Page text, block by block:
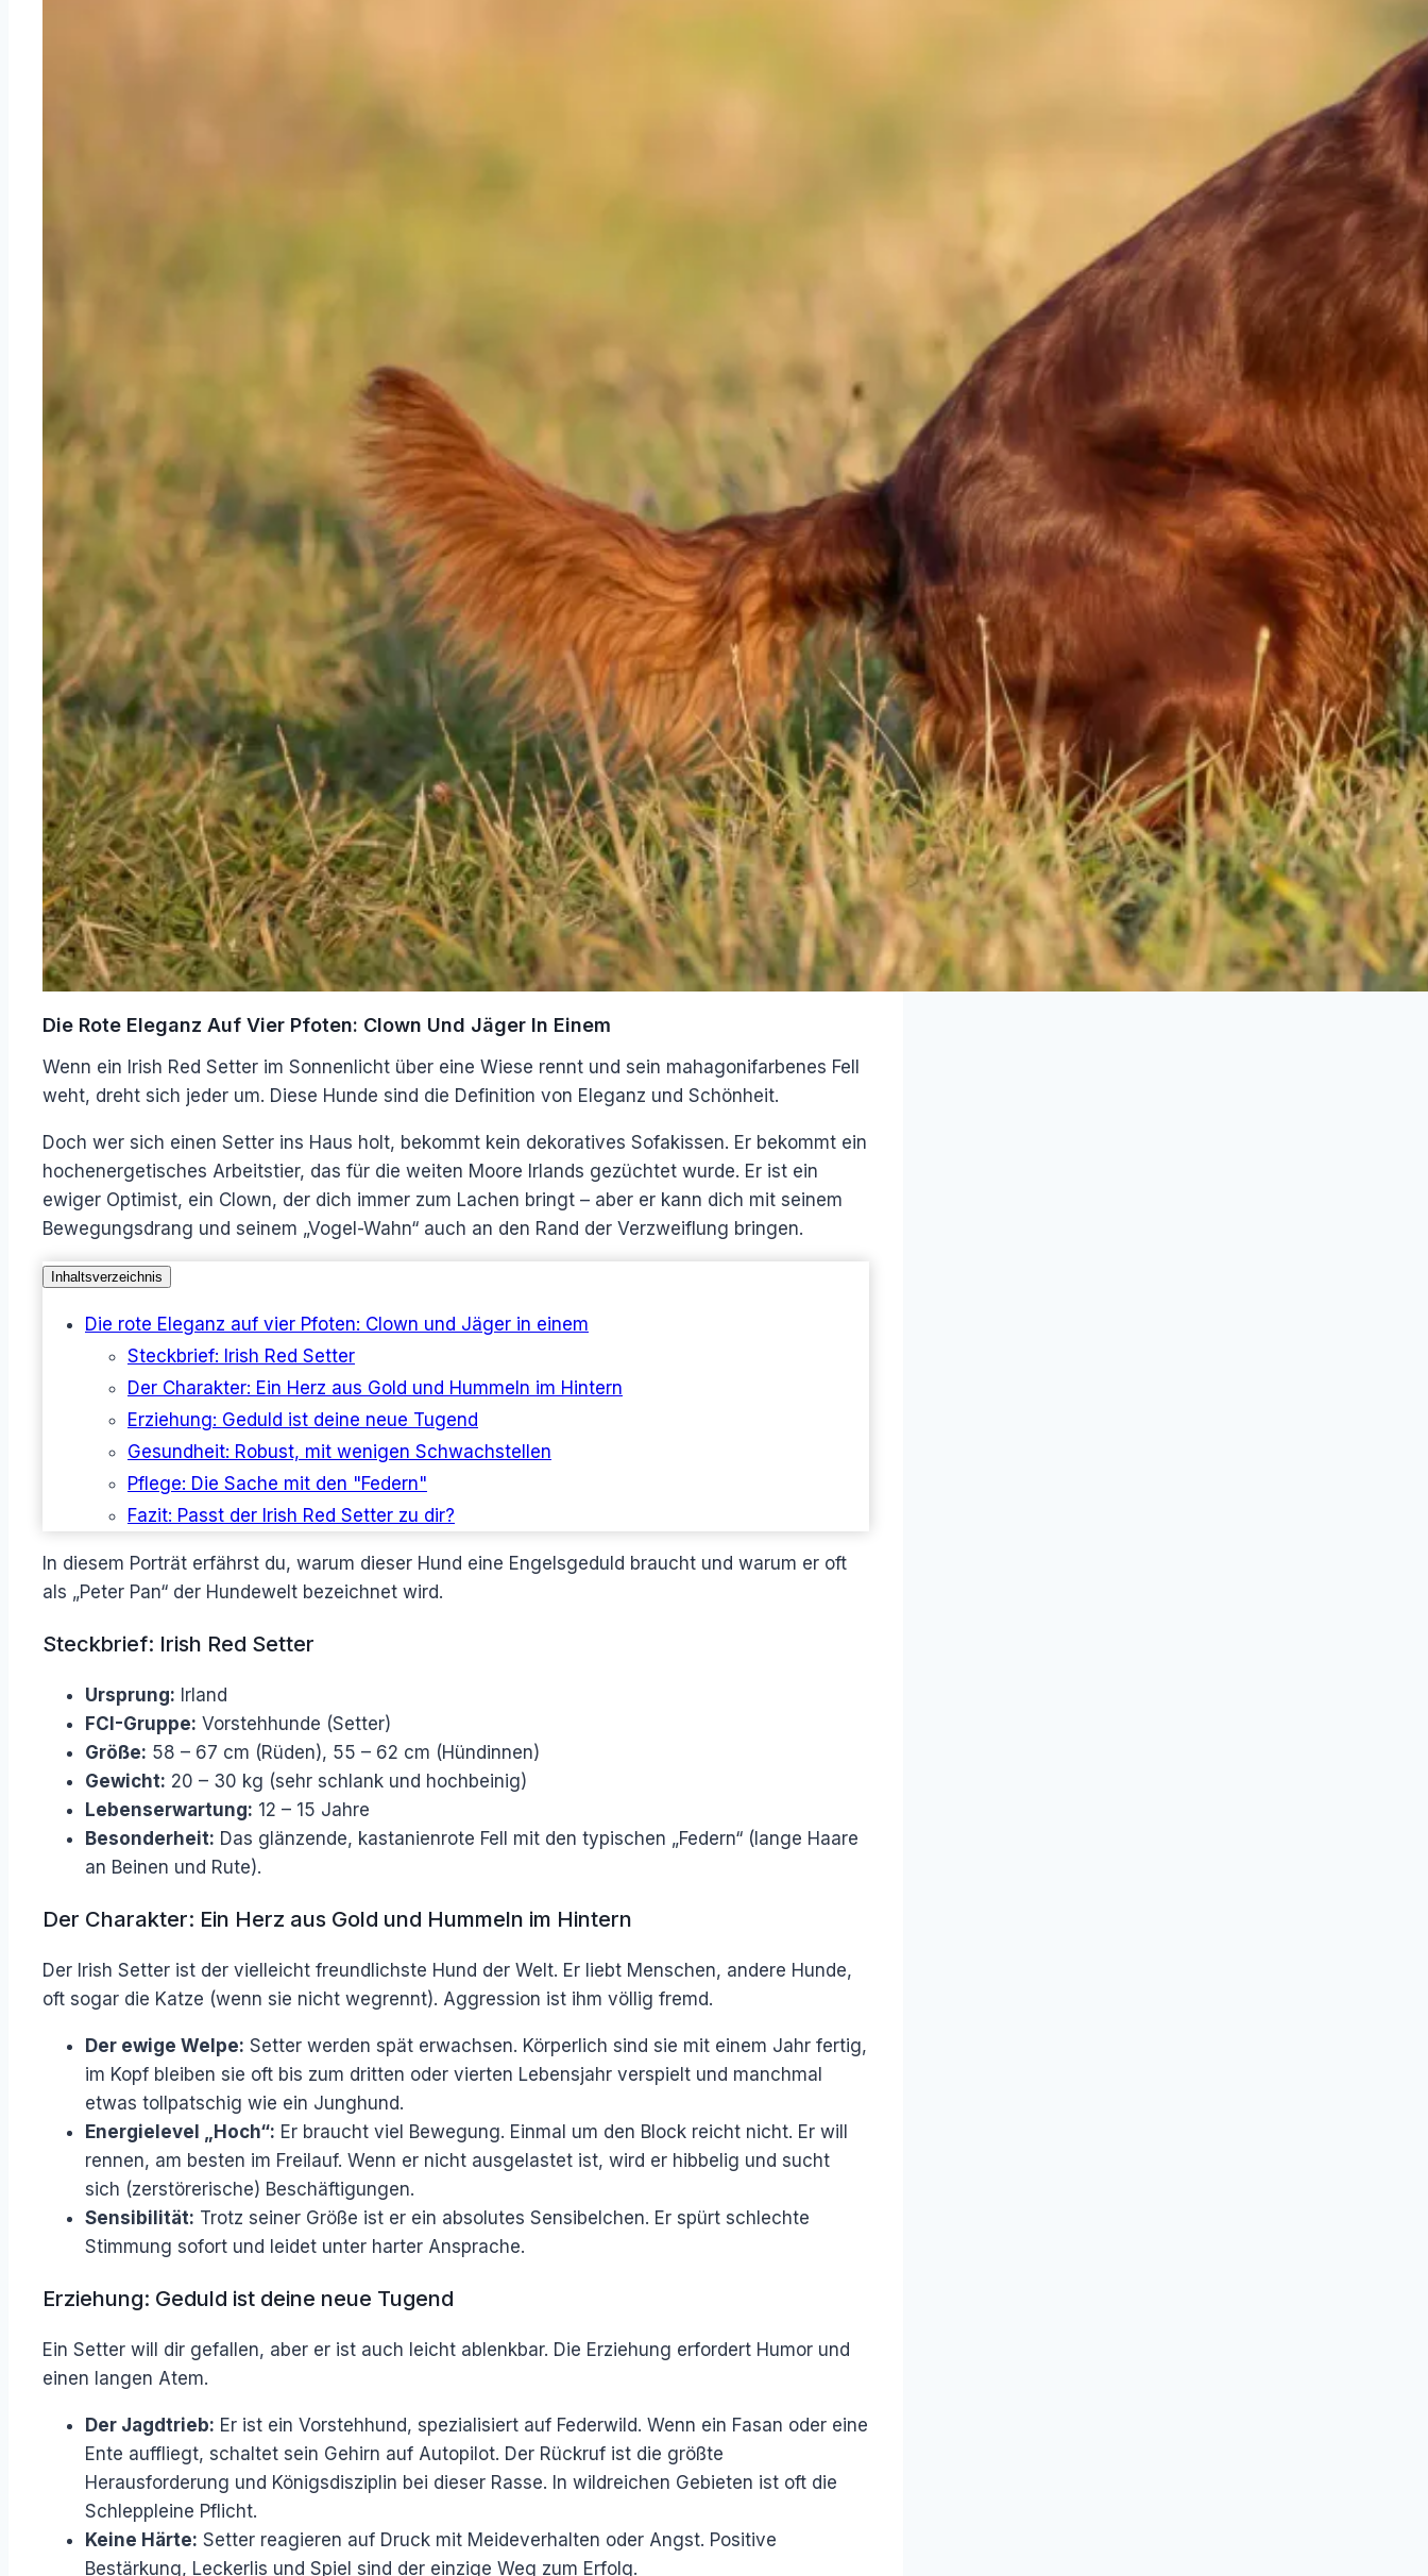
Die Rote Eleganz Auf Vier Pfoten: Clown Und Jäger In Einem
Wenn ein Irish Red Setter im Sonnenlicht über eine Wiese rennt und sein mahagonifarbenes Fell
weht, dreht sich jeder um. Diese Hunde sind die Definition von Eleganz und Schönheit.
Doch wer sich einen Setter ins Haus holt, bekommt kein dekoratives Sofakissen. Er bekommt ein
hochenergetisches Arbeitstier, das für die weiten Moore Irlands gezüchtet wurde. Er ist ein
ewiger Optimist, ein Clown, der dich immer zum Lachen bringt – aber er kann dich mit seinem
Bewegungsdrang und seinem „Vogel-Wahn“ auch an den Rand der Verzweiflung bringen.
Inhaltsverzeichnis
Die rote Eleganz auf vier Pfoten: Clown und Jäger in einem
Steckbrief: Irish Red Setter
Der Charakter: Ein Herz aus Gold und Hummeln im Hintern
Erziehung: Geduld ist deine neue Tugend
Gesundheit: Robust, mit wenigen Schwachstellen
Pflege: Die Sache mit den "Federn"
Fazit: Passt der Irish Red Setter zu dir?
In diesem Porträt erfährst du, warum dieser Hund eine Engelsgeduld braucht und warum er oft
als „Peter Pan“ der Hundewelt bezeichnet wird.
Steckbrief: Irish Red Setter
Ursprung: Irland
FCI-Gruppe: Vorstehhunde (Setter)
Größe: 58 – 67 cm (Rüden), 55 – 62 cm (Hündinnen)
Gewicht: 20 – 30 kg (sehr schlank und hochbeinig)
Lebenserwartung: 12 – 15 Jahre
Besonderheit: Das glänzende, kastanienrote Fell mit den typischen „Federn“ (lange Haare
an Beinen und Rute).
Der Charakter: Ein Herz aus Gold und Hummeln im Hintern
Der Irish Setter ist der vielleicht freundlichste Hund der Welt. Er liebt Menschen, andere Hunde,
oft sogar die Katze (wenn sie nicht wegrennt). Aggression ist ihm völlig fremd.
Der ewige Welpe: Setter werden spät erwachsen. Körperlich sind sie mit einem Jahr fertig,
im Kopf bleiben sie oft bis zum dritten oder vierten Lebensjahr verspielt und manchmal
etwas tollpatschig wie ein Junghund.
Energielevel „Hoch“: Er braucht viel Bewegung. Einmal um den Block reicht nicht. Er will
rennen, am besten im Freilauf. Wenn er nicht ausgelastet ist, wird er hibbelig und sucht
sich (zerstörerische) Beschäftigungen.
Sensibilität: Trotz seiner Größe ist er ein absolutes Sensibelchen. Er spürt schlechte
Stimmung sofort und leidet unter harter Ansprache.
Erziehung: Geduld ist deine neue Tugend
Ein Setter will dir gefallen, aber er ist auch leicht ablenkbar. Die Erziehung erfordert Humor und
einen langen Atem.
Der Jagdtrieb: Er ist ein Vorstehhund, spezialisiert auf Federwild. Wenn ein Fasan oder eine
Ente auffliegt, schaltet sein Gehirn auf Autopilot. Der Rückruf ist die größte
Herausforderung und Königsdisziplin bei dieser Rasse. In wildreichen Gebieten ist oft die
Schleppleine Pflicht.
Keine Härte: Setter reagieren auf Druck mit Meideverhalten oder Angst. Positive
Bestärkung, Leckerlis und Spiel sind der einzige Weg zum Erfolg.